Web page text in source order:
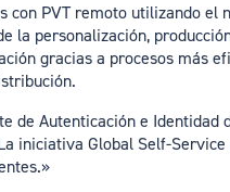
con PVT remoto utilizando el
la personalización,
gracias a procesos más
de Autenticación e
iniciativa Global Self-